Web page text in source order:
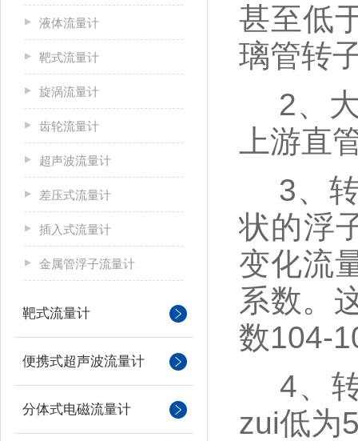
液体流量计
靶式流量计
旋涡流量计
齿轮流量计
超声波流量计
差压式流量计
插入式流量计
金属管浮子流量计
靶式流量计
便携式超声波流量计
分体式电磁流量计
甚至低
璃管转
2、
上游直
3、
状的浮
变化流
系数。
数104-
4、转
zui低为